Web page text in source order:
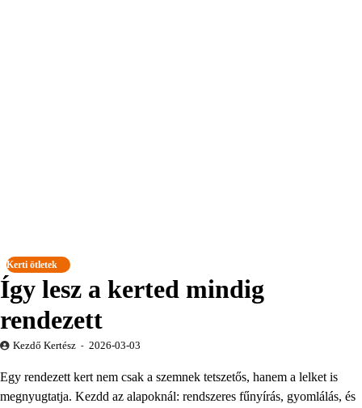
Kerti ötletek
Így lesz a kerted mindig
rendezett
Kezdő Kertész 2026-03-03
Egy rendezett kert nem csak a szemnek tetszetős, hanem a lelket is
megnyugtatja. Kezdd az alapoknál: rendszeres fűnyírás, gyomlálás, és